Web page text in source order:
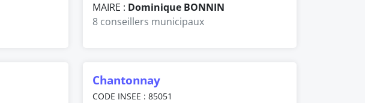
MAIRE : Dominique BONNIN
8 conseillers municipaux
Chantonnay
CODE INSEE : 85051